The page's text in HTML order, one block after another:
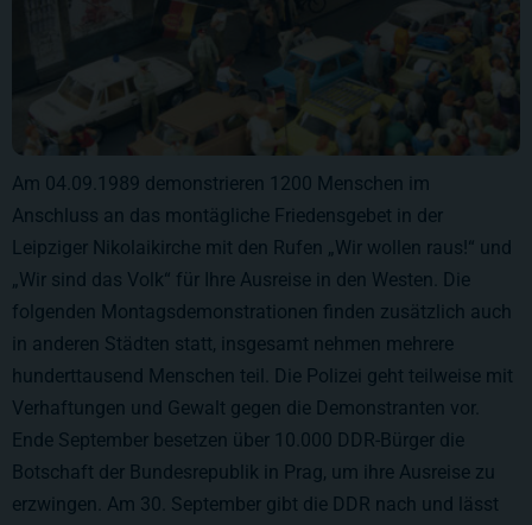
Am 04.09.1989 demonstrieren 1200 Menschen im
Anschluss an das montägliche Friedensgebet in der
Leipziger Nikolaikirche mit den Rufen „Wir wollen raus!“ und
„Wir sind das Volk“ für Ihre Ausreise in den Westen. Die
folgenden Montagsdemonstrationen finden zusätzlich auch
in anderen Städten statt, insgesamt nehmen mehrere
hunderttausend Menschen teil. Die Polizei geht teilweise mit
Verhaftungen und Gewalt gegen die Demonstranten vor.
Ende September besetzen über 10.000 DDR-Bürger die
Botschaft der Bundesrepublik in Prag, um ihre Ausreise zu
erzwingen. Am 30. September gibt die DDR nach und lässt